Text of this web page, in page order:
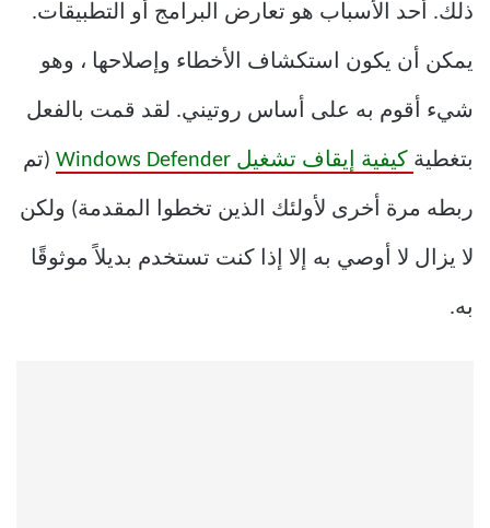
ذلك. أحد الأسباب هو تعارض البرامج أو التطبيقات.
يمكن أن يكون استكشاف الأخطاء وإصلاحها ، وهو
شيء أقوم به على أساس روتيني. لقد قمت بالفعل
بتغطية كيفية إيقاف تشغيل Windows Defender (تم
ربطه مرة أخرى لأولئك الذين تخطوا المقدمة) ولكن
لا يزال لا أوصي به إلا إذا كنت تستخدم بديلاً موثوقًا
به.